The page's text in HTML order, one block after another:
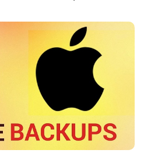
Köp nu